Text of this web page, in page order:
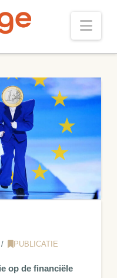
PUBLICATIE
op de financiële